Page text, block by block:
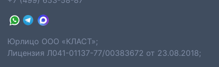
Юрлицо ООО «КЛАСТ»;
Лицензия Л041-01137-77/00383672 от 23.08.2018;